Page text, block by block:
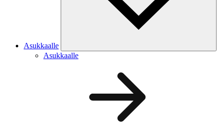
Asukkaalle
Asukkaalle